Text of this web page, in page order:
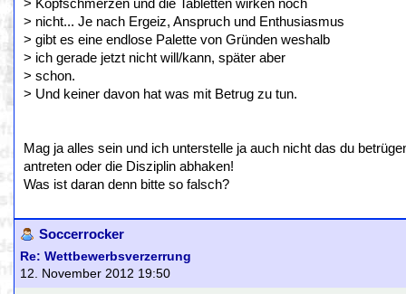
> Kopfschmerzen und die Tabletten wirken noch
> nicht... Je nach Ergeiz, Anspruch und Enthusiasmus
> gibt es eine endlose Palette von Gründen weshalb
> ich gerade jetzt nicht will/kann, später aber
> schon.
> Und keiner davon hat was mit Betrug zu tun.
Mag ja alles sein und ich unterstelle ja auch nicht das du
antreten oder die Disziplin abhaken!
Was ist daran denn bitte so falsch?
Soccerrocker
Re: Wettbewerbsverzerrung
12. November 2012 19:50